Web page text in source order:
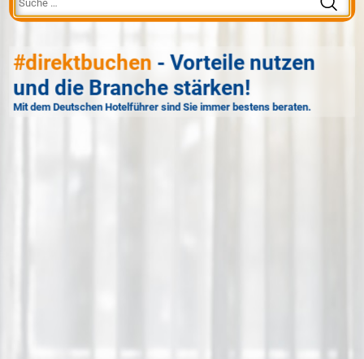
#direktbuchen - Vorteile nutzen
und die Branche stärken!
Mit dem Deutschen Hotelführer sind Sie immer bestens beraten.